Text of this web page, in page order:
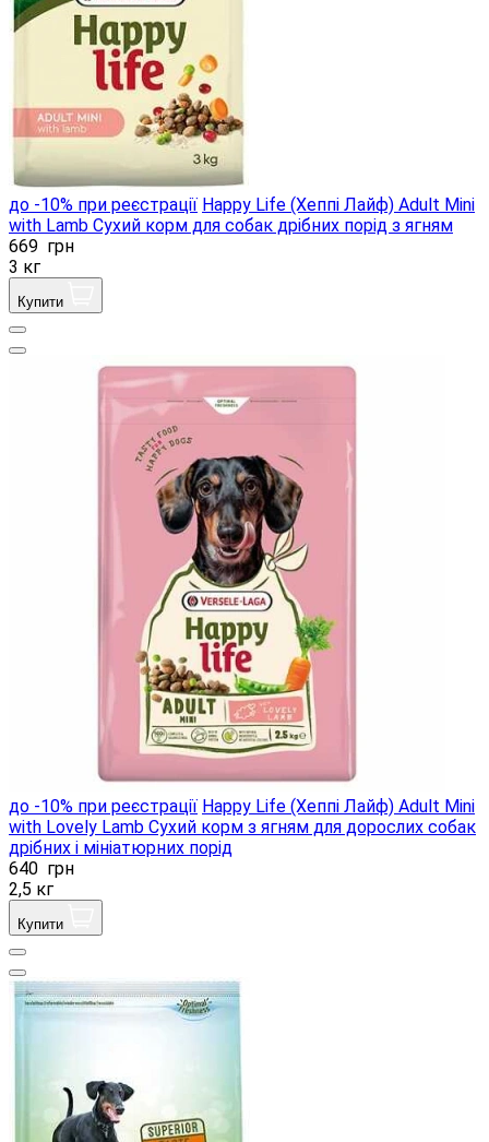
до -10% при реєстрації Happy Life (Хеппі Лайф) Adult Mini
with Lamb Сухий корм для собак дрібних порід з ягням
669 грн
3 кг
Купити
до -10% при реєстрації Happy Life (Хеппі Лайф) Adult Mini
with Lovely Lamb Сухий корм з ягням для дорослих собак
дрібних і мініатюрних порід
640 грн
2,5 кг
Купити